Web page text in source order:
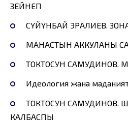
ЗЕЙНЕП
СҮЙҮНБАЙ ЭРАЛИЕВ.
МАНАСТЫН АККУЛАНЫ
ТОКТОСУН САМУДИНОВ.
Идеология жана
ТОКТОСУН САМУДИНОВ.
КАЛБАСПЫ